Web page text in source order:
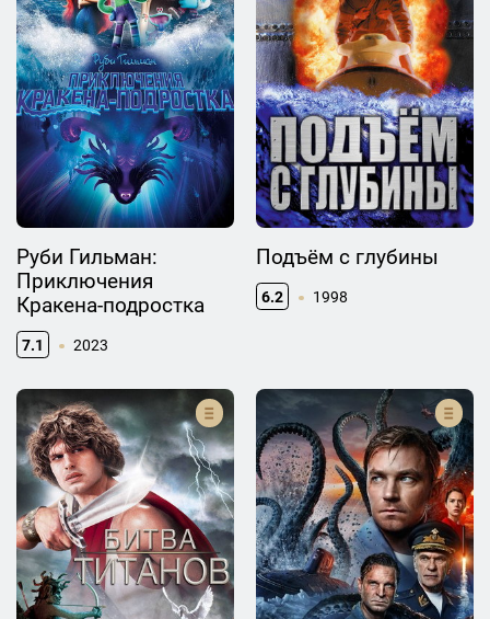
Руби Гильман:
Приключения
Кракена-подростка
7.1 2023
Подъём с глубины
6.2 1998